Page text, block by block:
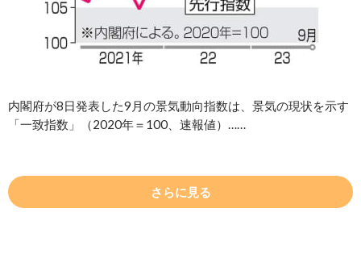
内閣府が8日発表した9月の景気動向指数は、景気の現状を示す
「一致指数」（2020年＝100、速報値）……
さらに見る